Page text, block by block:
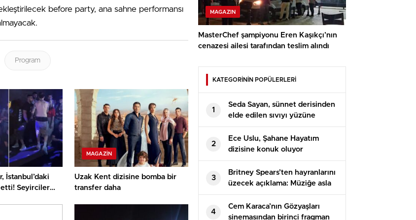
before party, ana sahne performansı
Program
İstanbul’daki
Seyirciler
MAGAZIN
Uzak Kent dizisine bomba bir
transfer daha
MAGAZIN
MasterChef şampiyonu Eren Kaşıkçı’nın
cenazesi ailesi tarafından teslim alındı
KATEGORİNİN POPÜLERLERİ
1
Seda Sayan, sünnet derisinden
elde edilen sıvıyı yüzüne
enjekte ettirdi
2
Ece Uslu, Şahane Hayatım
dizisine konuk oluyor
3
Britney Spears’ten hayranlarını
üzecek açıklama: Müziğe asla
geri dönmeyeceğim
4
Cem Karaca’nın Gözyaşları
sinemasından birinci fragman